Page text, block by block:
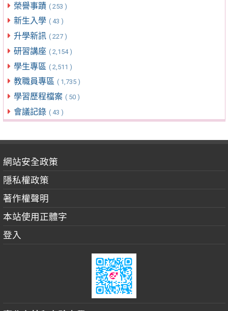
榮譽事蹟 ( 253 )
新生入學 ( 43 )
升學新訊 ( 227 )
研習講座 ( 2,154 )
學生專區 ( 2,511 )
教職員專區 ( 1,735 )
學習歷程檔案 ( 50 )
會議記錄 ( 43 )
網站安全政策
隱私權政策
著作權聲明
本站使用正體字
登入